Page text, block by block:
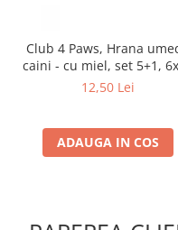
Club 4 Paws, Hrana
caini - cu miel, set 5+1,
g
12,50 Lei
ADAUGA IN COS